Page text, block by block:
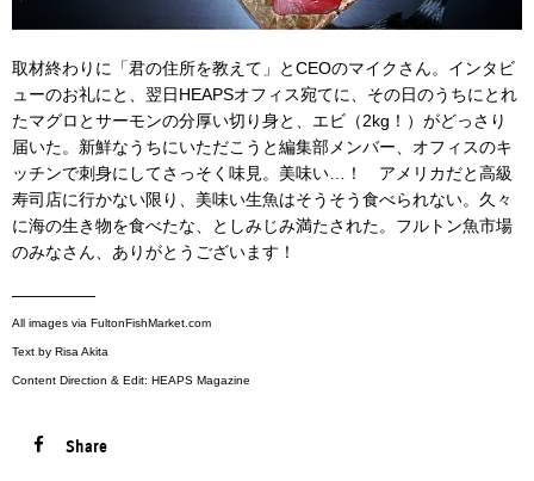
取材終わりに「君の住所を教えて」とCEOのマイクさん。インタビ
ューのお礼にと、翌日HEAPSオフィス宛てに、その日のうちにとれ
たマグロとサーモンの分厚い切り身と、エビ（2kg！）がどっさり
届いた。新鮮なうちにいただこうと編集部メンバー、オフィスのキ
ッチンで刺身にしてさっそく味見。美味い…！ アメリカだと高級
寿司店に行かない限り、美味い生魚はそうそう食べられない。久々
に海の生き物を食べたな、としみじみ満たされた。フルトン魚市場
のみなさん、ありがとうございます！
—————
All images via FultonFishMarket.com
Text by Risa Akita
Content Direction & Edit: HEAPS Magazine
Share